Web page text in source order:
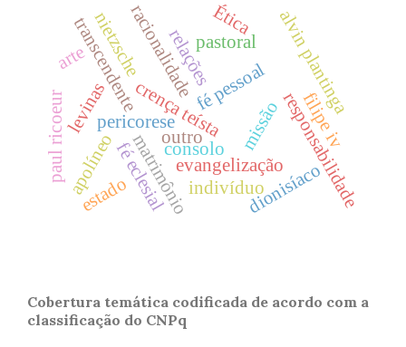
evangelização
matrimônio
pericorese
fé eclesial
fé pessoal alvin plantinga
crença teísta
racionalidade
missão
relaçõespastoral
transcendente
nietzsche
apolíneo dionisíaco
arte
responsabilidade
Ética
paul ricoeur consolo
levinas
outro
indivíduo
estado
filipe iv
Cobertura temática codificada de acordo com a
classificação do CNPq